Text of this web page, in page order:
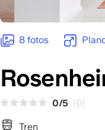
8 fotos
0/5 (0)
Tren